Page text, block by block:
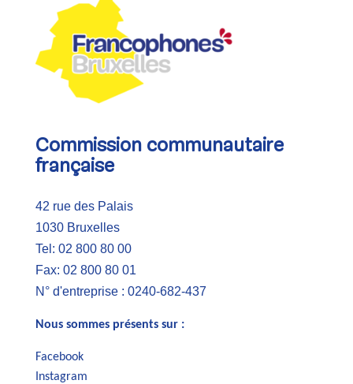
Commission communautaire
française
42 rue des Palais
1030 Bruxelles
Tel: 02 800 80 00
Fax: 02 800 80 01
N° d'entreprise : 0240-682-437
Nous sommes présents sur :
Facebook
Instagram